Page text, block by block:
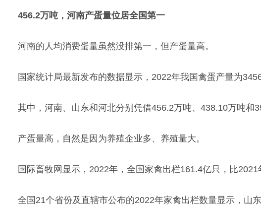
456.2万吨，河南产蛋量位居全国第一
河南的人均消费蛋量虽然没排第一，但产蛋量高。
国家统计局最新发布的数据显示，2022年我国禽蛋产量为
其中，河南、山东和河北分别凭借456.2万吨、438.10万吨和
产蛋量高，自然是因为养殖企业多、养殖量大。
国际畜牧网显示，2022年，全国家禽出栏161.4亿只，比2021
全国21个省份及直辖市公布的2022年家禽出栏数量显示，山